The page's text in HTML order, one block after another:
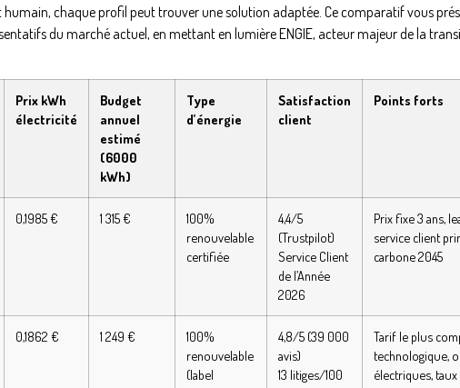
chaque profil peut trouver une solution adaptée. Ce comparatif vous
du marché actuel, en mettant en lumière ENGIE, acteur majeur de la
Prix kWh
électricité
Budget
annuel
estimé
(6000
kWh)
Type
d’énergie
Satisfaction
client
Points forts
0,1985 € 1 315 €
100%
renouvelable
certifiée
4,4/5
(Trustpilot)
Service Client
de l’Année
2026
Prix fixe 3 ans,
service client
carbone 2045
0,1862 € 1 249 €
100%
renouvelable
(label
4,8/5 (39 000
avis)
13 litiges/100
Tarif le plus
technologique,
électriques,